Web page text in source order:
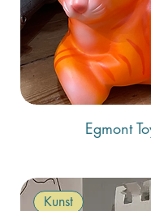
Egmont
Kunst